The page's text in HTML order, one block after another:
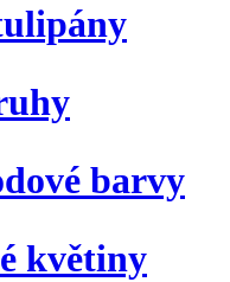
barvy
květiny